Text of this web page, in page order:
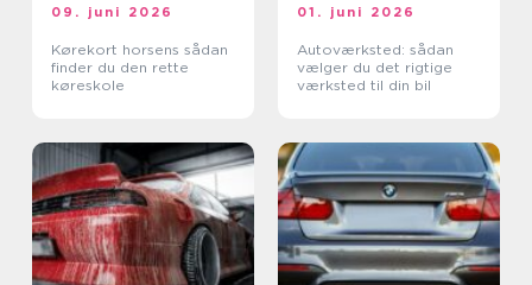
09. juni 2026
Kørekort horsens sådan
finder du den rette
køreskole
01. juni 2026
Autoværksted: sådan
vælger du det rigtige
værksted til din bil